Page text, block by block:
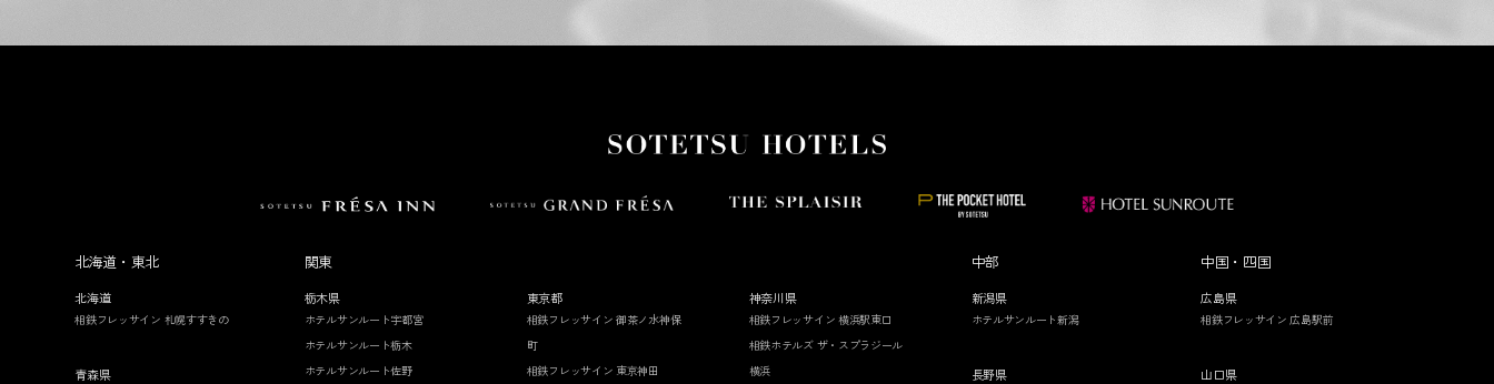
北海道・東北
北海道
相鉄フレッサイン 札幌すすきの
青森県
関東
栃木県
ホテルサンルート宇都宮
ホテルサンルート栃木
ホテルサンルート佐野
東京都
相鉄フレッサイン 御茶ノ水神保
町
相鉄フレッサイン 東京神田
神奈川県
相鉄フレッサイン 横浜駅東口
相鉄ホテルズ ザ・スプラジール
横浜
中部
新潟県
ホテルサンルート新潟
長野県
中国・四国
広島県
相鉄フレッサイン 広島駅前
山口県